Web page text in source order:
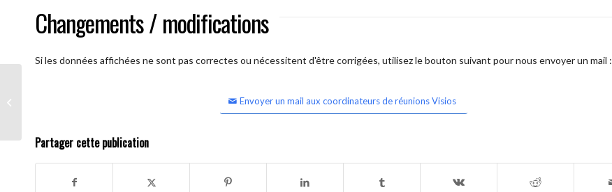
Changements / modifications
Si les données affichées ne sont pas correctes ou nécessitent d'être corrigées, utilisez le bouton suivant pour nous envoyer un mail :
Envoyer un mail aux coordinateurs de réunions Visios
Partager cette publication